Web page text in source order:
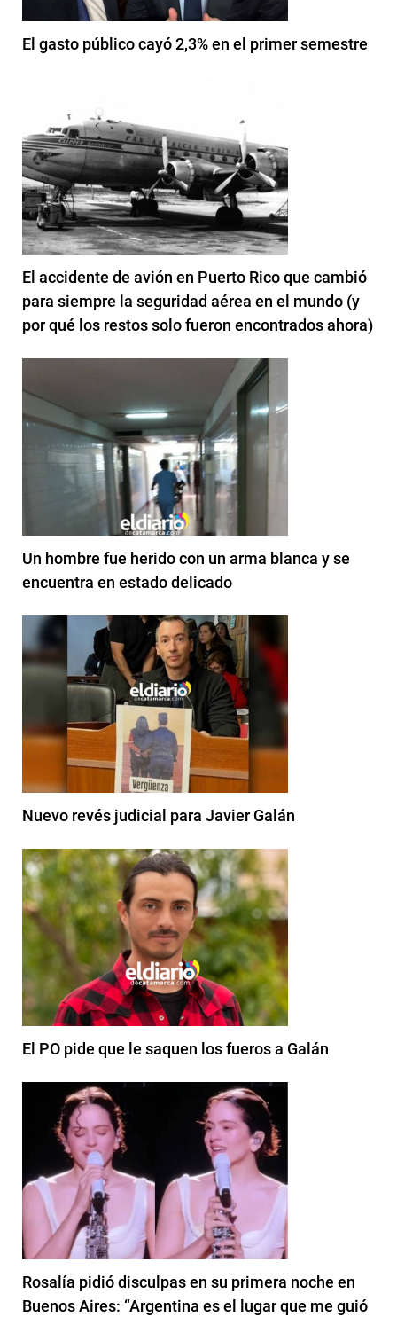
El gasto público cayó 2,3% en el primer semestre
El accidente de avión en Puerto Rico que cambió
para siempre la seguridad aérea en el mundo (y
por qué los restos solo fueron encontrados ahora)
Un hombre fue herido con un arma blanca y se
encuentra en estado delicado
Nuevo revés judicial para Javier Galán
El PO pide que le saquen los fueros a Galán
Rosalía pidió disculpas en su primera noche en
Buenos Aires: “Argentina es el lugar que me guió